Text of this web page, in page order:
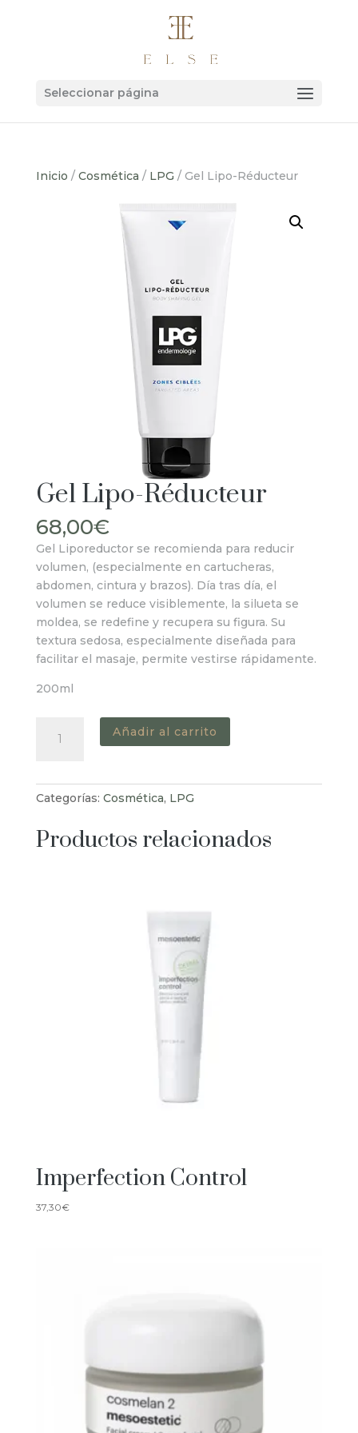
Seleccionar página
Inicio / Cosmética / LPG / Gel Lipo-Réducteur
Gel Lipo-Réducteur
68,00€
Gel Liporeductor se recomienda para reducir
volumen, (especialmente en cartucheras,
abdomen, cintura y brazos). Día tras día, el
volumen se reduce visiblemente, la silueta se
moldea, se redefine y recupera su figura. Su
textura sedosa, especialmente diseñada para
facilitar el masaje, permite vestirse rápidamente.
200ml
Lipo-
cantidad
Añadir al carrito
Categorías: Cosmética, LPG
Productos relacionados
Imperfection Control
37,30€